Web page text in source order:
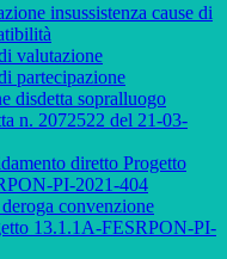
insussistenza cause di
valutazione
partecipazione
disdetta sopralluogo
n. 2072522 del 21-03-
diretto Progetto
PI-2021-404
convenzione
13.1.1A-FESRPON-PI-